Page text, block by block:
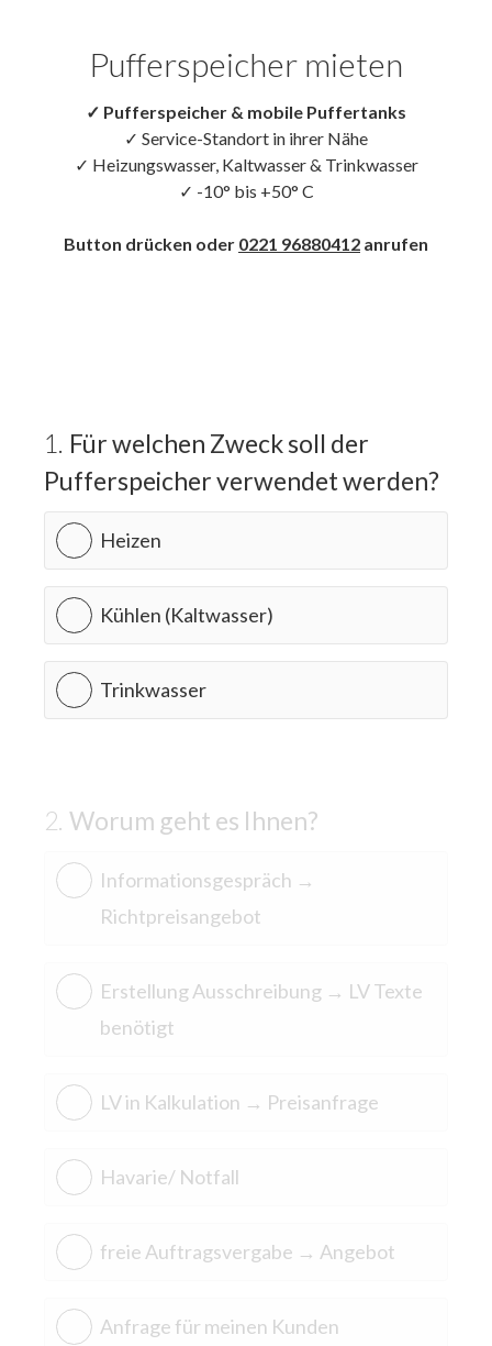
Pufferspeicher mieten
✓ Pufferspeicher & mobile Puffertanks
✓ Service-Standort in ihrer Nähe
✓ Heizungswasser, Kaltwasser & Trinkwasser
✓ -10° bis +50° C
Button drücken oder 0221 96880412 anrufen
Für welchen Zweck soll der
Pufferspeicher verwendet werden?
Heizen
Kühlen (Kaltwasser)
Trinkwasser
Worum geht es Ihnen?
Informationsgespräch →
Richtpreisangebot
Erstellung Ausschreibung → LV Texte
benötigt
LV in Kalkulation → Preisanfrage
Havarie/ Notfall
freie Auftragsvergabe → Angebot
Anfrage für meinen Kunden